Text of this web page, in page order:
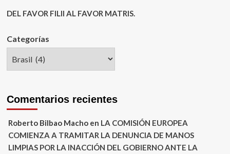
DEL FAVOR FILII AL FAVOR MATRIS.
Categorías
Comentarios recientes
Roberto Bilbao Machoen LA COMISIÓN EUROPEA
COMIENZA A TRAMITAR LA DENUNCIA DE MANOS
LIMPIAS POR LA INACCIÓN DEL GOBIERNO ANTE LA